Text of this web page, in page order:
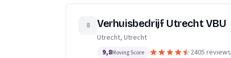
8 Verhuisbedrijf Utrecht VBU
Utrecht, Utrecht
9,8Moving Score 2405 reviews